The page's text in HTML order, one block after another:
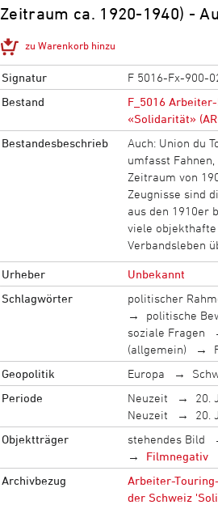
Zeitraum ca. 1920-1940) -
zu Warenkorb hinzu
Signatur
F 5016-Fx-900-
Bestand
F_5016
«Solidarität»
Bestandesbeschrieb
Auch: Union du
umfasst
Zeitraum von
Zeugnisse sind
aus den 1910er
viele objekthafte
Verbandsleben
Urheber
Unbekannt
Schlagwörter
politischer
politische
soziale Fragen
(allgemein)
Geopolitik
Europa
Periode
Neuzeit 20.
Neuzeit
20.
Objektträger
stehendes Bild
Filmnegativ
Archivbezug
Arbeiter-
der Schweiz